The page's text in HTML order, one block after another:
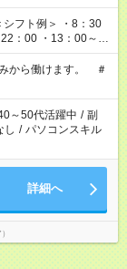
：00 ・13：00～
から働けます。 ＃
～50代活躍中 / 副
し / パソコンスキル
詳細へ